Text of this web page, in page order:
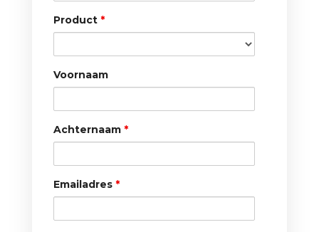
Product *
Voornaam
Achternaam *
Emailadres *